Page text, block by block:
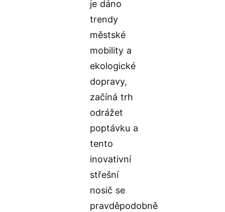
je dáno
trendy
městské
mobility a
ekologické
dopravy,
začíná trh
odrážet
poptávku a
tento
inovativní
střešní
nosič se
pravděpodobně